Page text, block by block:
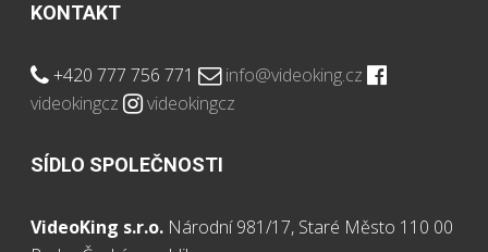
KONTAKT
+420 777 756 771
info@videoking.cz
videokingcz
videokingcz
SÍDLO SPOLEČNOSTI
VideoKing s.r.o. Národní 981/17, Staré Město 110 00